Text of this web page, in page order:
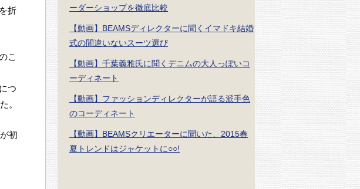
折
こ
つ
。
初
ーダーショップを徹底比較
【動画】BEAMSディレクターに聞くイマドキ結婚
式の間違いないスーツ選び
【動画】千葉義雅氏に聞くデニムの大人っぽいコ
ーディネート
【動画】ファッションディレクターが語る派手色
のコーディネート
【動画】BEAMSクリエーターに聞いた、2015春
夏トレンドはジャケットに○○!